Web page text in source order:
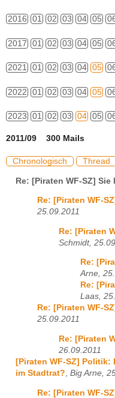
2016 01 02 03 04 05
2017 01 02 03 04 05
2021 01 02 03 04 05
2022 01 02 03 04 05
2023 01 02 03 04 05
2011/09 300 Mails
Chronologisch Thread
Re: [Piraten WF-SZ] Sie
Re: [Piraten WF-
25.09.2011
Re: [Piraten
Schmidt,
Re:
Arne,
Re:
Laas,
Re: [Piraten WF-
25.09.2011
Re: [Piraten
26.09.2011
[Piraten WF-SZ]
im Stadtrat? Big Arne,
Re: [Piraten WF-